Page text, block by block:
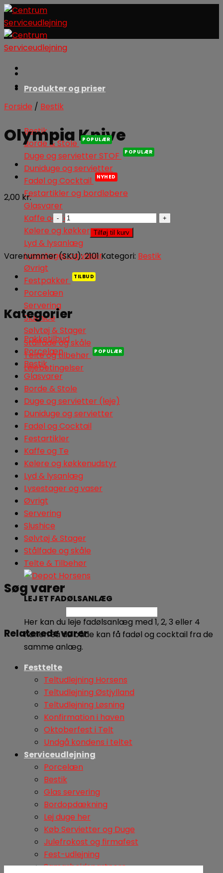
Skip
to
content
Produkter og priser
Bestik
Borde & Stole
Duge og servietter STOF
Duniduge og servietter
Fadøl og Cocktail
Festartikler og bordløbere
Glasvarer
Kaffe og Te
Kølere og køkkenudstyr
Lyd & lysanlæg
Lysestager og vaser
Øvrigt
Festpakker
Porcelæn
Servering
Slushice
Sølvtøj & Stager
Stålfade og skåle
Telte og tilbehør
Lejebetingelser
LEJ ET FADØLSANLÆG
Her kan du leje fadølsanlæg med 1, 2, 3 eller 4
haner. Så du både kan få fadøl og cocktail fra de
samme anlæg.
Festtelte
Teltudlejning Horsens
Teltudlejning Østjylland
Teltudlejning Løsning
Konfirmation i haven
Oktoberfest i Telt
Undgå kondens i teltet
Serviceudlejning
Porcelæn
Bestik
Glas servering
Bordopdækning
Lej duge her
Køb Servietter og Duge
Julefrokost og firmafest
Fest-udlejning
Samarbejdspartnere
Forside / Bestik
Olympia Knive
2,00 kr.
Olympia
Knive
antal
Tilføj til kurv
Varenummer (SKU):2101Kategori: Bestik
Kategorier
Pakketilbud
Porcelæn
Bestik
Glasvarer
Borde & Stole
Duge og servietter (leje)
Duniduge og servietter
Fadøl og Cocktail
Festartikler
Kaffe og Te
Kølere og køkkenudstyr
Lyd & lysanlæg
Lysestager og vaser
Øvrigt
Servering
Slushice
Sølvtøj & Stager
Stålfade og skåle
Telte & Tilbehør
Søg varer
Relaterede varer